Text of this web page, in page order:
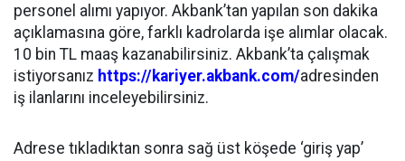
personel alımı yapıyor. Akbank’tan yapılan son dakika
açıklamasına göre, farklı kadrolarda işe alımlar olacak.
10 bin TL maaş kazanabilirsiniz. Akbank’ta çalışmak
istiyorsanız https://kariyer.akbank.com/adresinden
iş ilanlarını inceleyebilirsiniz.
Adrese tıkladıktan sonra sağ üst köşede ‘giriş yap’